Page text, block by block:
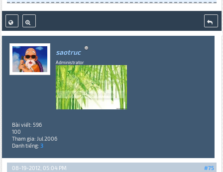
saotruc
Administrator
Bài viết: 596
100
Tham gia: Jul 2006
Danh tiếng: 3
#75
08-19-2012, 05:04 PM